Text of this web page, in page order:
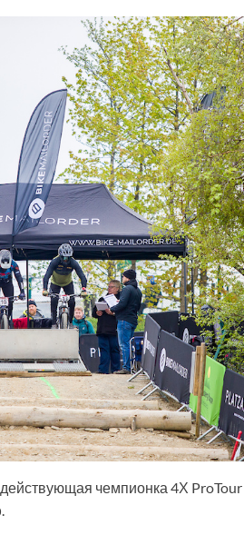
чемпионка 4Х ProTour
.